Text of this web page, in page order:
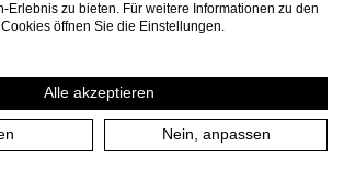
Cookie-Einstellungen
Erlebnis zu bieten. Für weitere Informationen zu den
öffnen Sie die Einstellungen.
Alle akzeptieren
Nein, anpassen